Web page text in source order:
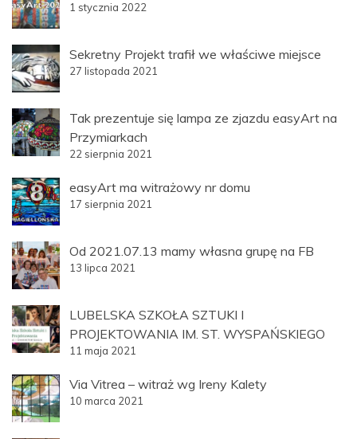
1 stycznia 2022
Sekretny Projekt trafił we właściwe miejsce
27 listopada 2021
Tak prezentuje się lampa ze zjazdu easyArt na
Przymiarkach
22 sierpnia 2021
easyArt ma witrażowy nr domu
17 sierpnia 2021
Od 2021.07.13 mamy własna grupę na FB
13 lipca 2021
LUBELSKA SZKOŁA SZTUKI I
PROJEKTOWANIA IM. ST. WYSPAŃSKIEGO
11 maja 2021
Via Vitrea – witraż wg Ireny Kalety
10 marca 2021